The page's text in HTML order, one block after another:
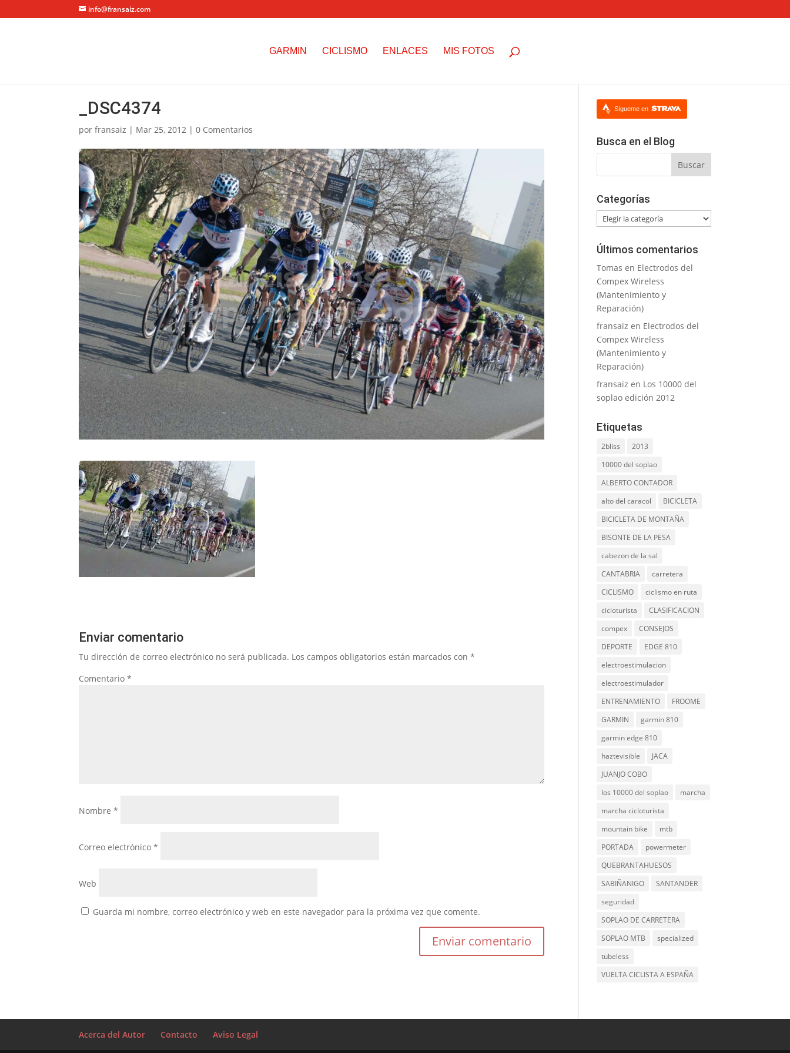
info@fransaiz.com
GARMIN CICLISMO ENLACES MIS FOTOS
_DSC4374
porfransaiz | Mar 25, 2012 |0 Comentarios
Enviar comentario
Tu dirección de correo electrónico no será publicada. Los campos obligatorios están marcados con*
Comentario*
Nombre*
Correo electrónico*
Web
Guarda mi nombre, correo electrónico y web en este navegador para la próxima vez que comente.
Sígueme en
Busca en el Blog
Categorías
Categorías
Últimos comentarios
Tomas en Electrodos del
Compex Wireless
(Mantenimiento y
Reparación)
fransaiz en Electrodos del
Compex Wireless
(Mantenimiento y
Reparación)
fransaiz en Los 10000 del
soplao edición 2012
Etiquetas
2bliss
2013
10000 del soplao
ALBERTO CONTADOR
alto del caracol
BICICLETA
BICICLETA DE MONTAÑA
BISONTE DE LA PESA
cabezon de la sal
CANTABRIA
carretera
CICLISMO
ciclismo en ruta
cicloturista
CLASIFICACION
compex
CONSEJOS
DEPORTE
EDGE 810
electroestimulacion
electroestimulador
ENTRENAMIENTO
FROOME
GARMIN
garmin 810
garmin edge 810
haztevisible
JACA
JUANJO COBO
los 10000 del soplao
marcha
marcha cicloturista
mountain bike
mtb
PORTADA
powermeter
QUEBRANTAHUESOS
SABIÑANIGO
SANTANDER
seguridad
SOPLAO DE CARRETERA
SOPLAO MTB
specialized
tubeless
VUELTA CICLISTA A ESPAÑA
Acerca del Autor Contacto Aviso Legal